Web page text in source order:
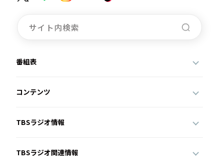
番組表
コンテンツ
TBSラジオ情報
TBSラジオ関連情報